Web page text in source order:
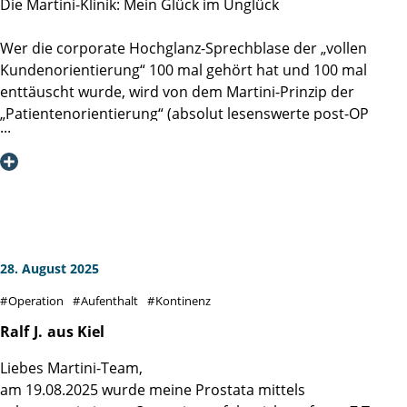
Die Martini-Klinik: Mein Glück im Unglück
Wer die corporate Hochglanz-Sprechblase der „vollen
Kundenorientierung“ 100 mal gehört hat und 100 mal
enttäuscht wurde, wird von dem Martini-Prinzip der
„Patientenorientierung“ (absolut lesenswerte post-OP
Lektüre: DAS MARTINI-PRINZIP, Spitzenmedizin durch
Spezialisierung, Ergebnistransparenz und
habe ich - entlang der gesamten Prozesskette von Check-In
bis Entlassung und als von jedem Mitarbeitenden mit jeder
Gedanken und die gute Implementierung derer, vor allem
aber erlebt man die durchgehend pro-aktive und
28. August 2025
Operation Aufenthalt Kontinenz
Ralf J. aus Kiel
Liebes Martini-Team,
am 19.08.2025 wurde meine Prostata mittels